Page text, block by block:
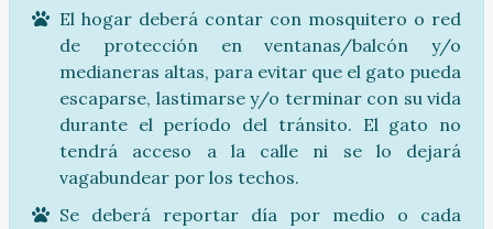
El hogar deberá contar con mosquitero o red
de protección en ventanas/balcón y/o
medianeras altas, para evitar que el gato pueda
escaparse, lastimarse y/o terminar con su vida
durante el período del tránsito. El gato no
tendrá acceso a la calle ni se lo dejará
vagabundear por los techos.
Se deberá reportar día por medio o cada